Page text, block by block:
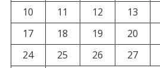
10
11 12 13
17
18 19 20
24
25 26 27